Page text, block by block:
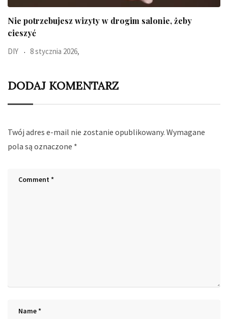
Ten błyskawiczny test pokaże jaki jest Twój typ
Uroda
DODAJ KOMENTARZ
Twój adres e-mail nie zostanie opublikowany. Wymagane
pola są oznaczone *